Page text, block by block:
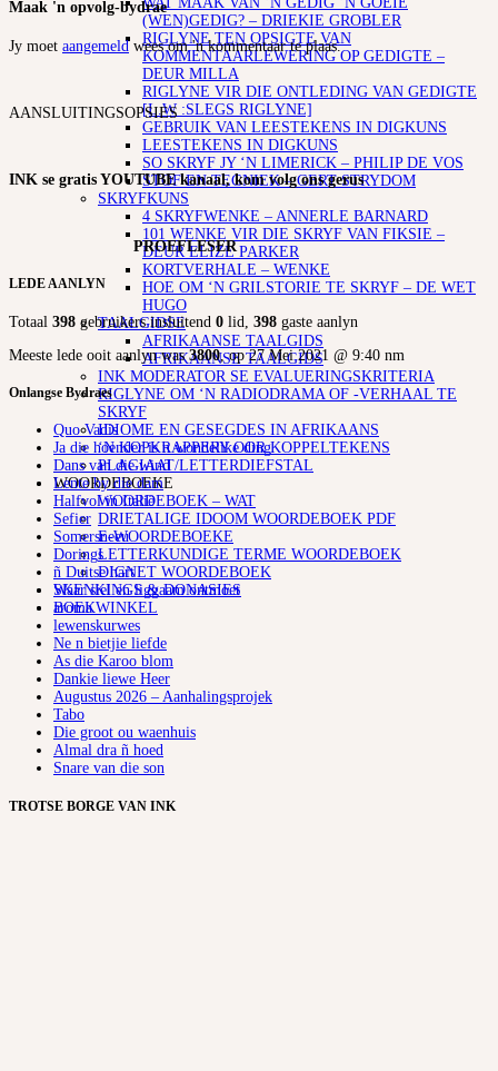
(WEN)GEDIG? – DRIEKIE GROBLER
RIGLYNE TEN OPSIGTE VAN
KOMMENTAARLEWERING OP GEDIGTE –
DEUR MILLA
RIGLYNE VIR DIE ONTLEDING VAN GEDIGTE
[L.W :SLEGS RIGLYNE]
GEBRUIK VAN LEESTEKENS IN DIGKUNS
LEESTEKENS IN DIGKUNS
SO SKRYF JY ‘N LIMERICK – PHILIP DE VOS
STOF EN TEGNIEK – GERT STRYDOM
SKRYFKUNS
4 SKRYFWENKE – ANNERLE BARNARD
101 WENKE VIR DIE SKRYF VAN FIKSIE –
DEUR ELIZE PARKER
KORTVERHALE – WENKE
HOE OM ‘N GRILSTORIE TE SKRYF – DE WET
HUGO
TAALGIDSE
AFRIKAANSE TAALGIDS
AFRIKAANSE TAALGIDS
INK MODERATOR SE EVALUERINGSKRITERIA
RIGLYNE OM ‘N RADIODRAMA OF -VERHAAL TE
SKRYF
IDIOME EN GESEGDES IN AFRIKAANS
‘N KOPKRAPPERY OOR KOPPELTEKENS
PLAGIAAT/LETTERDIEFSTAL
WOORDEBOEKE
WOORDEBOEK – WAT
DRIETALIGE IDOOM WOORDEBOEK PDF
E-WOORDEBOEKE
LETTERKUNDIGE TERME WOORDEBOEK
DIGNET WOORDEBOEK
SKENKINGS & DONASIES
BOEKWINKEL
Maak 'n opvolg-bydrae
Jy moet aangemeldwees om 'n kommentaar te plaas.
AANSLUITINGSOPSIES
INK se gratis YOUTUBE kanaal, kom volg ons gerus
PROEFLESER
LEDE AANLYN
Totaal 398 gebruikers insluitend 0 lid, 398 gaste aanlyn
Meeste lede ooit aanlyn was3800, op 27 Mei 2021 @ 9:40 nm
Onlangse Bydraes
Quo Vadis
Ja die hoender is n wondelike ding
Dans van die wind
Lente by die dam
Halfvol in Italië
Sefier
Somersneeu
Dorings
ñ Duitse hart
Waar siel en liggaam ontmoet
aroma
lewenskurwes
Ne n bietjie liefde
As die Karoo blom
Dankie liewe Heer
Augustus 2026 – Aanhalingsprojek
Tabo
Die groot ou waenhuis
Almal dra ñ hoed
Snare van die son
TROTSE BORGE VAN INK